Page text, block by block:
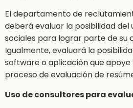
El departamento de
deberá evaluar la posibilidad del
sociales para lograr parte de su
Igualmente, evaluará la
software o aplicación que
proceso de evaluación de
Uso de consultores para